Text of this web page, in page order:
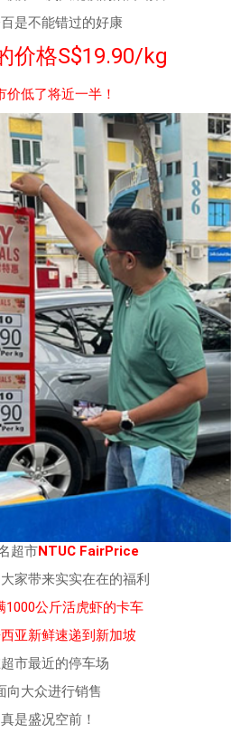
是不能错过的好康
价格S$19.90/kg
价低了将近一半！
超市NTUC FairPrice
家带来实实在在的福利
1000公斤活虎虾的卡车
亚新鲜速递到新加坡
市最近的停车场
向大众进行销售
真是盛况空前！